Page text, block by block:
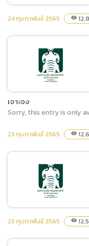
(ภาษาไทย) ประกาศผู้ชนะ
เสนอราคา ซื้อน้ำมันเชื้อเพลิง
ชนิด ดีเซล B7 โดยวิธีเฉพาะ
24 กุมภาพันธ์ 2565 visibility
(ภาษาไทย) ประกาศผู้ชนะกา
เสนอราคา จ้างเหมาบริการ
รักษาความปลอดภัยในพื้นที่
สำนักเชียงใหม่ไนท์ซาฟารี
ประจำปีงบประมาณ 2565
ตั้งแต่วันที่ 1 มีนาคม 2565
-31 พฤษภาคม 2565 โดยวิธี
เฉพาะเจาะจง
เจาะจง
Sorry, this entry is only
23 กุมภาพันธ์ 2565 visibility
(ภาษาไทย) ประกาศผู้ชนะการ
23 กุมภาพันธ์ 2565 visibility